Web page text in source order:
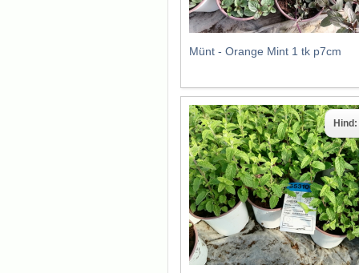
Münt - Orange Mint 1 tk p7cm
Hind: